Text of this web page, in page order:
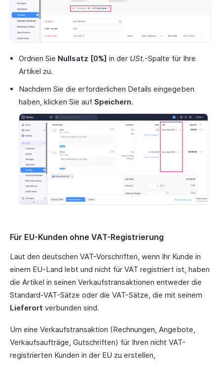
Ordnen Sie Nullsatz [0%] in der USt.-Spalte für Ihre
Artikel zu.
Nachdem Sie die erforderlichen Details eingegeben
haben, klicken Sie auf Speichern.
Für EU-Kunden ohne VAT-Registrierung
Laut den deutschen VAT-Vorschriften, wenn Ihr Kunde in
einem EU-Land lebt und nicht für VAT registriert ist, haben
die Artikel in seinen Verkaufstransaktionen entweder die
Standard-VAT-Sätze oder die VAT-Sätze, die mit seinem
Lieferort verbunden sind.
Um eine Verkaufstransaktion (Rechnungen, Angebote,
Verkaufsaufträge, Gutschriften) für Ihren nicht VAT-
registrierten Kunden in der EU zu erstellen,